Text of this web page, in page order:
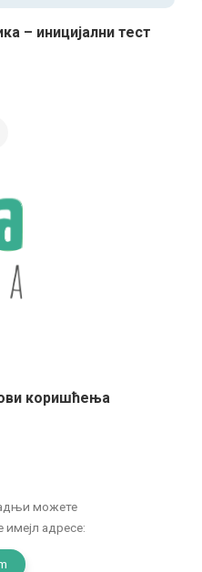
– иницијални тест
можете
имејл адресе:
коришћења